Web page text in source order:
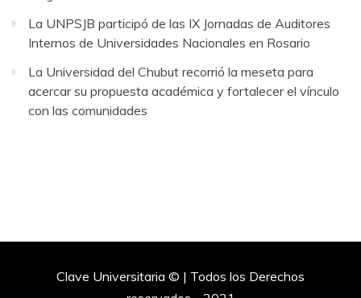
La UNPSJB participó de las IX Jornadas de Auditores
Internos de Universidades Nacionales en Rosario
La Universidad del Chubut recorrió la meseta para
acercar su propuesta académica y fortalecer el vínculo
con las comunidades
Clave Universitaria © | Todos los Derechos